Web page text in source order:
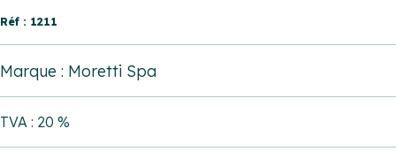
Réf : 1211
Marque : Moretti Spa
TVA : 20 %